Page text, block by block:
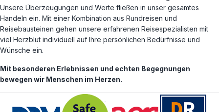
Unsere Überzeugungen und Werte fließen in unser gesamtes
Handeln ein. Mit einer Kombination aus Rundreisen und
Reisebausteinen gehen unsere erfahrenen Reisespezialisten mit
viel Herzblut individuell auf Ihre persönlichen Bedürfnisse und
Wünsche ein.
Mit besonderen Erlebnissen und echten Begegnungen
bewegen wir Menschen im Herzen.